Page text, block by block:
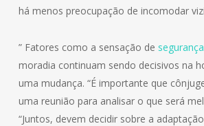
há menos preocupação de incomodar
” Fatores como a sensação de segurança
moradia continuam sendo decisivos na
uma mudança. “É importante que
uma reunião para analisar o que será
“Juntos, devem decidir sobre a